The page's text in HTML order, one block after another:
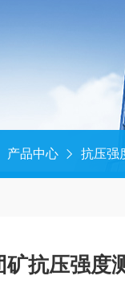
产品中心 抗压强
矿抗压强度